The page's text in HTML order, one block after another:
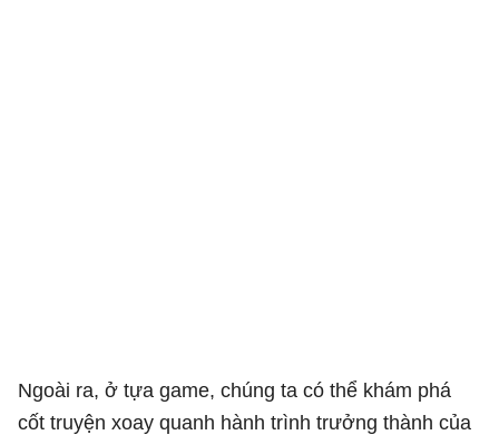
Ngoài ra, ở tựa game, chúng ta có thể khám phá
cốt truyện xoay quanh hành trình trưởng thành của